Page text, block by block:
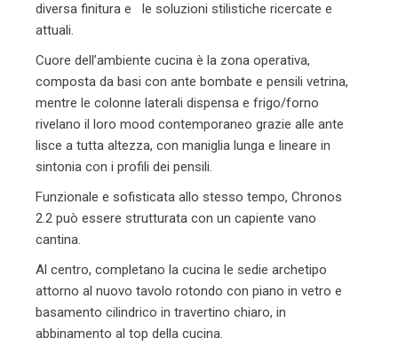
diversa finitura e le soluzioni stilistiche ricercate e
attuali.
Cuore dell’ambiente cucina è la zona operativa,
composta da basi con ante bombate e pensili vetrina,
mentre le colonne laterali dispensa e frigo/forno
rivelano il loro mood contemporaneo grazie alle ante
lisce a tutta altezza, con maniglia lunga e lineare in
sintonia con i profili dei pensili.
Funzionale e sofisticata allo stesso tempo, Chronos
2.2 può essere strutturata con un capiente vano
cantina.
Al centro, completano la cucina le sediearchetipo
attorno al nuovo tavolo rotondo con piano in vetro e
basamento cilindrico in travertino chiaro, in
abbinamento al top della cucina.